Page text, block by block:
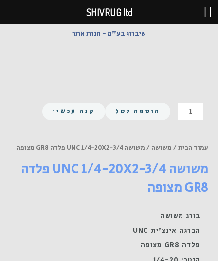
דילוג
לתוכן
שיברוג בע"מ - חנות אתר
כמות
של
20X2-
פלדה
מצופה
הוספה לסל קנה עכשיו
עמוד הבית/ משושה / משושה UNC 1/4-20X2-3/4 פלדה GR8 מצופה
משושה UNC 1/4-20X2-3/4 פלדה
GR8 מצופה
בורג משושה
הברגה אינצ'ית UNC
פלדה GR8 מצופה
SHIVRUG ltd